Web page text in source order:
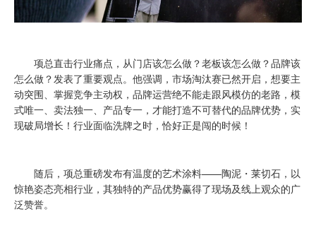
项总直击行业痛点，从门店该怎么做？老板该怎么做？品牌该
怎么做？发表了重要观点。他强调，市场淘汰赛已然开启，想要主
动突围、掌握竞争主动权，品牌运营绝不能走跟风模仿的老路，模
式唯一、卖法独一、产品专一，才能打造不可替代的品牌优势，实
现破局增长！行业面临洗牌之时，恰好正是闯的时候！
随后，项总重磅发布有温度的艺术涂料——陶泥・莱切石，以
惊艳姿态亮相行业，其独特的产品优势赢得了现场及线上观众的广
泛赞誉。